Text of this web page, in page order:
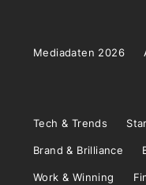
Mediadaten 2026
Tech & Trends
Brand & Brilliance
Work & Winning